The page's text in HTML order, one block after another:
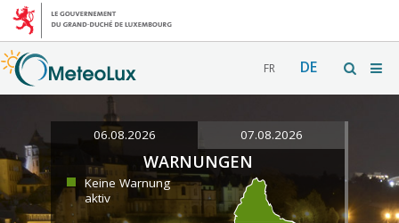
FR DE
06.08.2026 07.08.2026
WARNUNGEN
Keine Warnung
aktiv